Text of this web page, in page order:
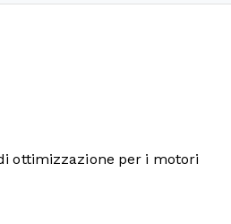
ottimizzazione per i motori